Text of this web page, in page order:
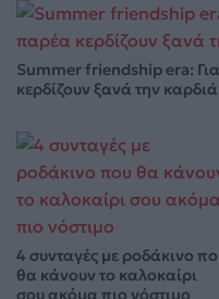
Summer friendship era:
κερδίζουν ξανά την
4 συνταγές με ροδάκινο
θα κάνουν το καλοκαίρι